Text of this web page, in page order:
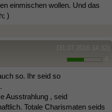
einmischen wollen. Und das
)
(31.07.2016 14:32)
so. Ihr seid so
Ausstrahlung , seid
Totale Charismaten seids